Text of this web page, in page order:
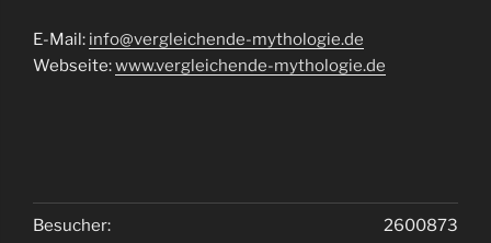
E-Mail: info@vergleichende-mythologie.de
Webseite:www.vergleichende-mythologie.de
2600873
Besucher: